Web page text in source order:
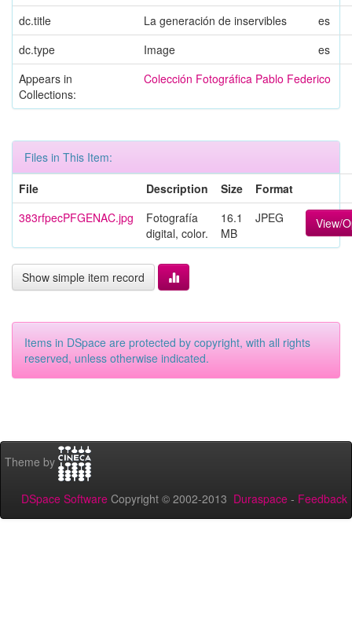
dc.title La generación de inservibles
es
dc.type
Image
es
Appears in
Collections:
Colección Fotográfica Pablo Federico
Files in This Item:
File
Description Size
Format
383rfpecPFGENAC.jpg
Fotografía
digital, color.
16.1
MB
JPEG View/
Show simple item record
Items in DSpace are protected by copyright, with all rights
reserved, unless otherwise indicated.
Theme by
DSpace Software Copyright © 2002-2013 Duraspace - Feedback